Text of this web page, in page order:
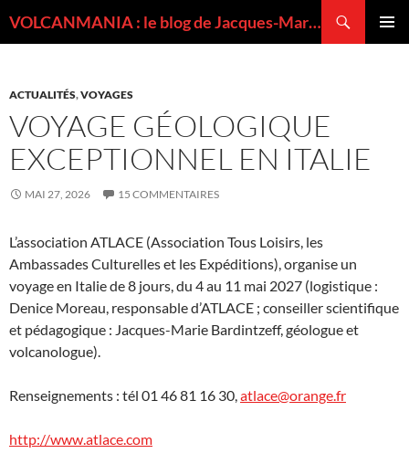
VOLCANMANIA : le blog de Jacques-Marie BARDINTZEFF, volcanologue
ACTUALITÉS,VOYAGES
VOYAGE GÉOLOGIQUE
EXCEPTIONNEL EN ITALIE
MAI 27, 2026 15 COMMENTAIRES
L’association ATLACE (Association Tous Loisirs, les
Ambassades Culturelles et les Expéditions), organise un
voyage en Italie de 8 jours, du 4 au 11 mai 2027 (logistique :
Denice Moreau, responsable d’ATLACE ; conseiller scientifique
et pédagogique : Jacques-Marie Bardintzeff, géologue et
volcanologue).
Renseignements : tél 01 46 81 16 30,atlace@orange.fr
http://www.atlace.com